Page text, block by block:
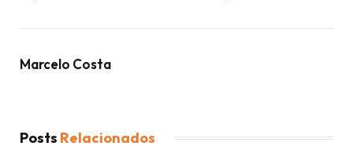
Marcelo Costa
Posts Relacionados